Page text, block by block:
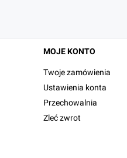
MOJE KONTO
Twoje zamówienia
Ustawienia konta
Przechowalnia
Zleć zwrot